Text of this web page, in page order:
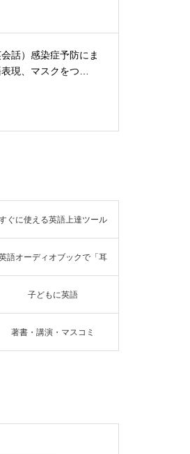
話）感染症予防にま
現、マスクをつ…
ぐに使える英語上達ツール
語オーディオブックで「耳
読書」
子どもに英語
著書・講演・マスコミ